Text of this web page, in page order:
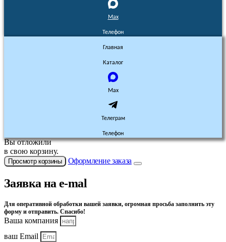
Max
Телефон
Главная
Каталог
Max
Телеграм
Телефон
Вы отложили
в свою корзину.
Просмотр корзины Оформление заказа
Заявка на e-mal
Для оперативной обработки вашей заявки, огромная просьба заполнить эту
форму и отправить. Спасибо!
Ваша компания
ваш Email